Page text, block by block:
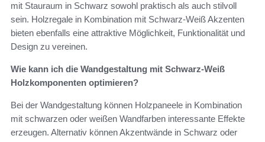
mit Stauraum in Schwarz sowohl praktisch als auch stilvoll
sein. Holzregale in Kombination mit Schwarz-Weiß Akzenten
bieten ebenfalls eine attraktive Möglichkeit, Funktionalität und
Design zu vereinen.
Wie kann ich die Wandgestaltung mit Schwarz-Weiß
Holzkomponenten optimieren?
Bei der Wandgestaltung können Holzpaneele in Kombination
mit schwarzen oder weißen Wandfarben interessante Effekte
erzeugen. Alternativ können Akzentwände in Schwarz oder